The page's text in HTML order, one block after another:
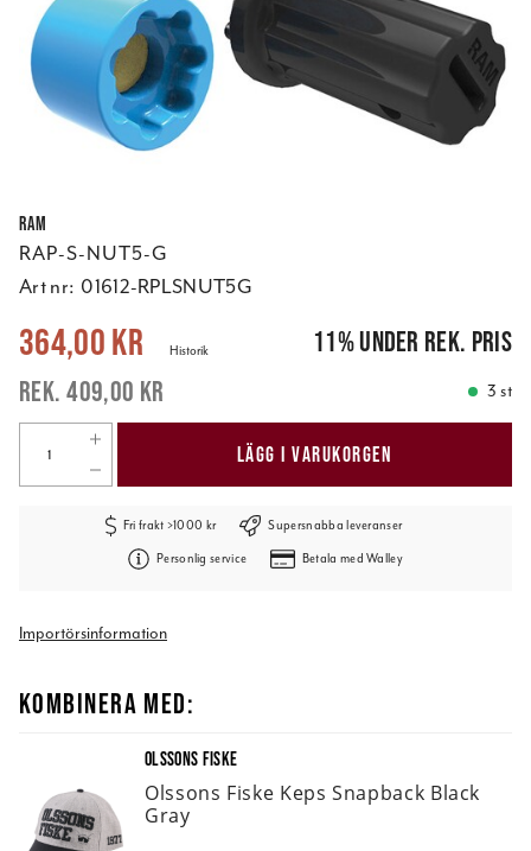
RAM
RAP-S-NUT5-G
Art nr: 01612-RPLSNUT5G
Nuvarande pris:364,00 kr 409,00 kr
364,00 kr
409,00 kr
Historik 11%under rek. pris
3 st
LÄGG I VARUKORGEN
Fri frakt >1000 kr Supersnabba leveranser
Personlig service Betala med Walley
Importörsinformation
KOMBINERA MED:
OLSSONS FISKE
Olssons Fiske Keps Snapback Black
Gray